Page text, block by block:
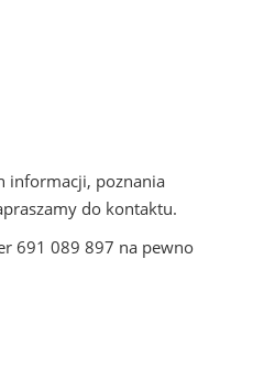
informacji, poznania
do kontaktu.
691 089 897 na pewno